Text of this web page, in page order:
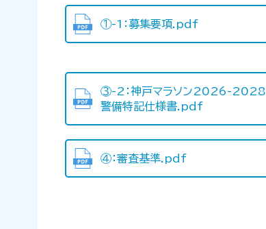
①-1：募集要項.pdf
③-2：神戸マラソン2026-2028
警備特記仕様書.pdf
④：審査基準.pdf